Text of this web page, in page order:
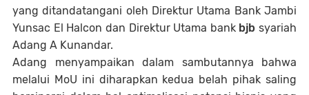
yang ditandatangani oleh Direktur Utama Bank Jambi
Yunsac El Halcon dan Direktur Utama bank bjb syariah
Adang A Kunandar.
Adang menyampaikan dalam sambutannya bahwa
melalui MoU ini diharapkan kedua belah pihak saling